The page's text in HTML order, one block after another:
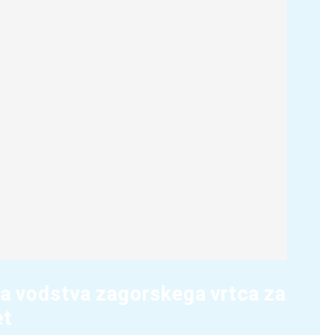
vodstva zagorskega vrtca za